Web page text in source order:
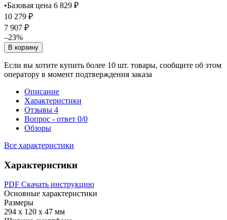
•Базовая цена 6 829 ₽
10 279 ₽
7 907 ₽
–23%
В корзину
Если вы хотите купить более 10 шт. товары, сообщите об этом
оператору в момент подтверждения заказа
Описание
Характеристики
Отзывы 4
Вопрос - ответ 0/0
Обзоры
Все характеристики
Характеристики
PDF Скачать инструкцию
Основные характеристики
Размеры
294 х 120 х 47 мм